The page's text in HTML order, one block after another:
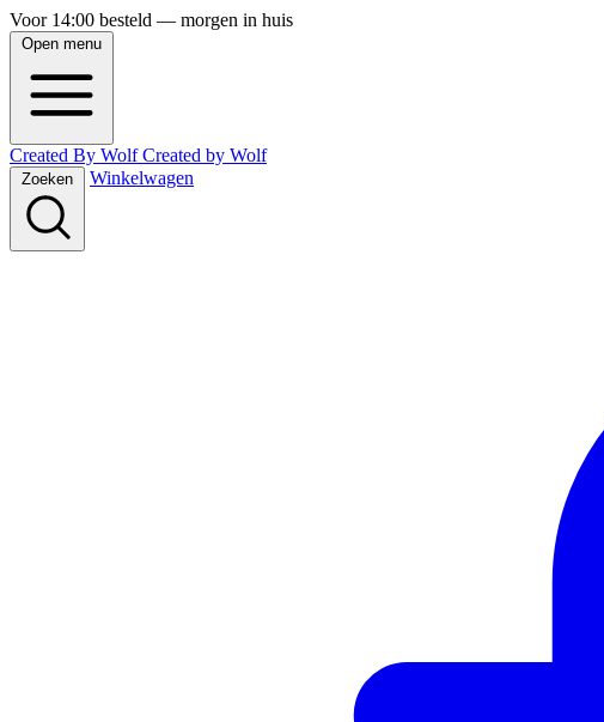
Voor 14:00 besteld — morgen in huis
Open menu
Created By Wolf Created by Wolf
Zoeken Winkelwagen